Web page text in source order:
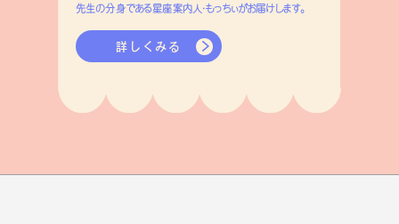
先生の分身である星座案内人・もっちぃがお届けします。
詳しくみる